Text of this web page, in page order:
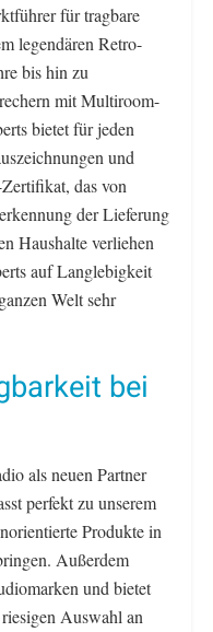
für tragbare
legendären Retro-
bis hin zu
mit Multiroom-
bietet für jeden
und
das von
der Lieferung
Haushalte verliehen
auf Langlebigkeit
Welt sehr
bei
als neuen Partner
perfekt zu unserem
Produkte in
Außerdem
und bietet
Auswahl an